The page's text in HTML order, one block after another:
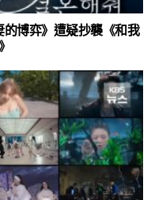
博弈》遭疑抄襲《和我